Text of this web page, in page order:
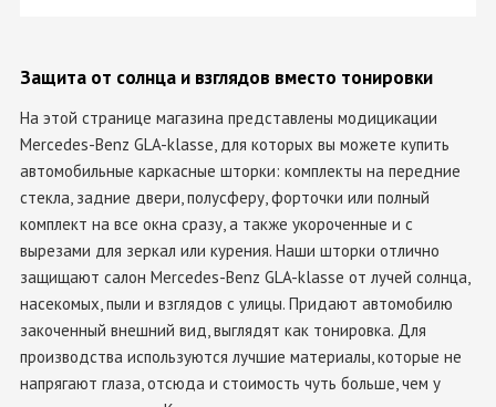
Защита от солнца и взглядов вместо тонировки
На этой странице магазина представлены модицикации
Mercedes-Benz GLA-klasse, для которых вы можете купить
автомобильные каркасные шторки: комплекты на передние
стекла, задние двери, полусферу, форточки или полный
комплект на все окна сразу, а также укороченные и с
вырезами для зеркал или курения. Наши шторки отлично
защищают салон Mercedes-Benz GLA-klasse от лучей солнца,
насекомых, пыли и взглядов с улицы. Придают автомобилю
закоченный внешний вид, выглядят как тонировка. Для
производства используются лучшие материалы, которые не
напрягают глаза, отсюда и стоимость чуть больше, чем у